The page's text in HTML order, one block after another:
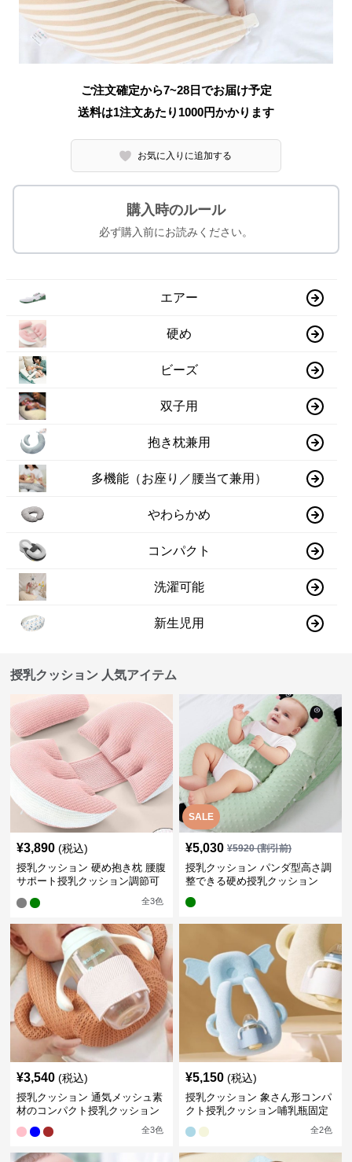
ご注文確定から7~28日でお届け予定
送料は1注文あたり 1000円かかります
お気に入りに追加する
購入時のルール
必ず購入前にお読みください。
エアー
硬め
ビーズ
双子用
抱き枕兼用
多機能（お座り／腰当て兼用）
やわらかめ
コンパクト
洗濯可能
新生児用
授乳クッション 人気アイテム
¥3,890 (税込)
授乳クッション 硬め抱き枕 腰腹
サポート授乳クッション調節可
全3色
SALE
¥5,030 ¥5920(割引前)
授乳クッション パンダ型高さ調
整できる硬め授乳クッション
¥3,540 (税込)
授乳クッション 通気メッシュ素
材のコンパクト授乳クッション
全3色
¥5,150 (税込)
授乳クッション 象さん形コンパ
クト授乳クッション哺乳瓶固定
全2色